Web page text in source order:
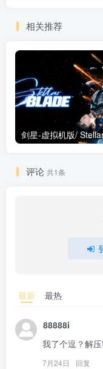
相关推荐
评论 共1条
最新 最热
88888i
我了个逗？解
7月24日 回复